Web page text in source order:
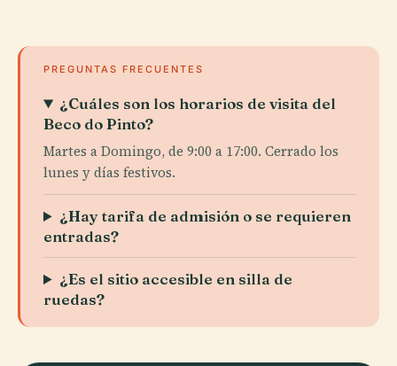
PREGUNTAS FRECUENTES
¿Cuáles son los horarios de visita del
Beco do Pinto?
Martes a Domingo, de 9:00 a 17:00. Cerrado los
lunes y días festivos.
¿Hay tarifa de admisión o se requieren
entradas?
¿Es el sitio accesible en silla de
ruedas?